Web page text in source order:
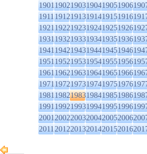
190119021903190419051906
191119121913191419151916
192119221923192419251926
193119321933193419351936
194119421943194419451946
195119521953195419551956
196119621963196419651966
197119721973197419751976
198119821983198419851986
199119921993199419951996
200120022003200420052006
201120122013201420152016